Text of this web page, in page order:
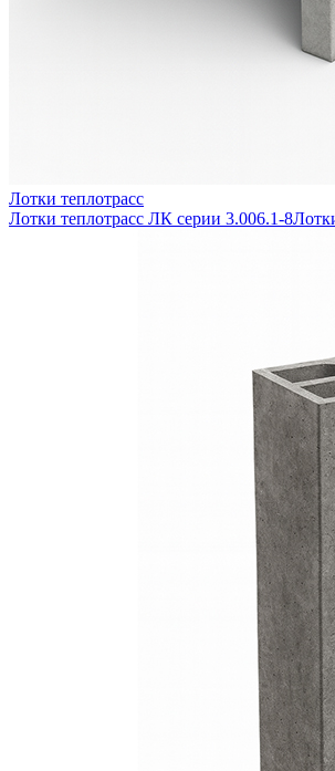
Лотки теплотрасс
Лотки теплотрасс ЛК серии 3.006.1-8